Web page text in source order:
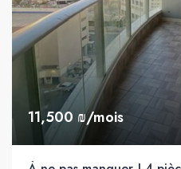
11,500 ₪/mois